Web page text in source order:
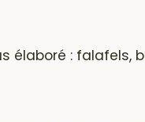
élaboré : falafels,